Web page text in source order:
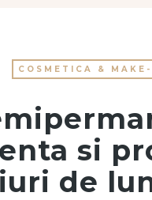
COSMETICA & MAKE-
si
de